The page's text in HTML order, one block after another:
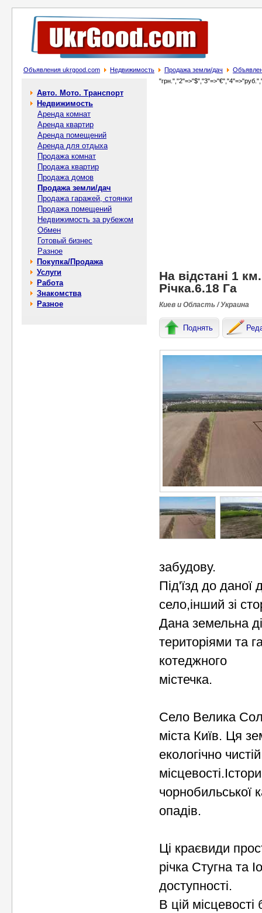
Объявления ukrgood.com Недвижимость Продажа земли/дач
Авто. Мото. Транспорт
Недвижимость
Аренда комнат
Аренда квартир
Аренда помещений
Аренда для отдыха
Продажа комнат
Продажа квартир
Продажа домов
Продажа земли/дач
Продажа гаражей, стоянки
Продажа помещений
Недвижимость за рубежом
Обмен
Готовый бизнес
Разное
Покупка/Продажа
Услуги
Работа
Знакомства
Разное
На відстані 1
Річка.6.18 Га
Киев и Область / Украина
Поднять
забудову.
Під'їзд до
село,інший зі
Дана земельна
територіями та
котеджного
містечка.
Село Велика
міста Київ. Ця
екологічно чистій
чорнобильської
опадів.
Ці краєвиди
річка Стугна та
доступності.
В цій місцевості